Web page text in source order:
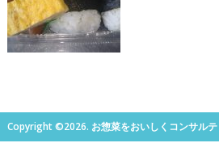
Copyright ©2026. お惣菜をおいしくコンサル